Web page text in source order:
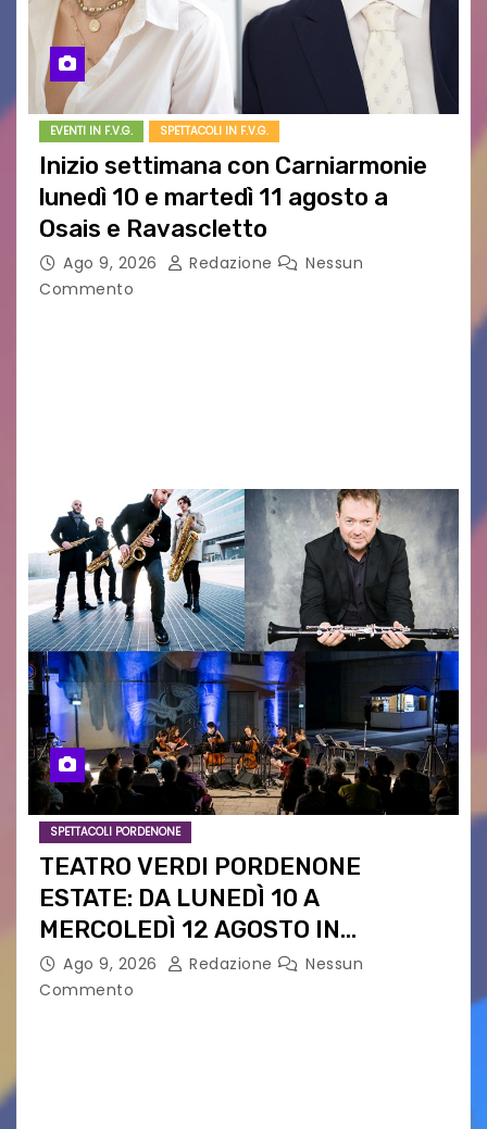
EVENTI IN F.V.G. SPETTACOLI IN F.V.G.
Inizio settimana con Carniarmonie
lunedì 10 e martedì 11 agosto a
Osais e Ravascletto
Ago 9, 2026 Redazione
Nessun
Commento
SPETTACOLI PORDENONE
TEATRO VERDI PORDENONE
ESTATE: DA LUNEDÌ 10 A
MERCOLEDÌ 12 AGOSTO IN
PIAZZETTA PESCHERIA TORNANO
LE MUSIC NIGHTS
Ago 9, 2026 Redazione
Nessun
Commento